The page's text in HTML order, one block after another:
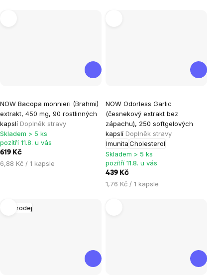
NOW Bacopa monnieri (Brahmi)
extrakt, 450 mg, 90 rostlinných
kapslí Doplněk stravy
hodnocení
produktu
je
5,0
z
5
Skladem > 5 ks
pozítří 11.8. u vás
619 Kč
Měrná
6,88 Kč / 1 kapsle
NOW Odorless Garlic
(česnekový extrakt bez
zápachu), 250 softgelových
kapslí Doplněk stravy
ImunitaCholesterol
Skladem > 5 ks
pozítří 11.8. u vás
439 Kč
Měrná
1,76 Kč / 1 kapsle
Výprodej